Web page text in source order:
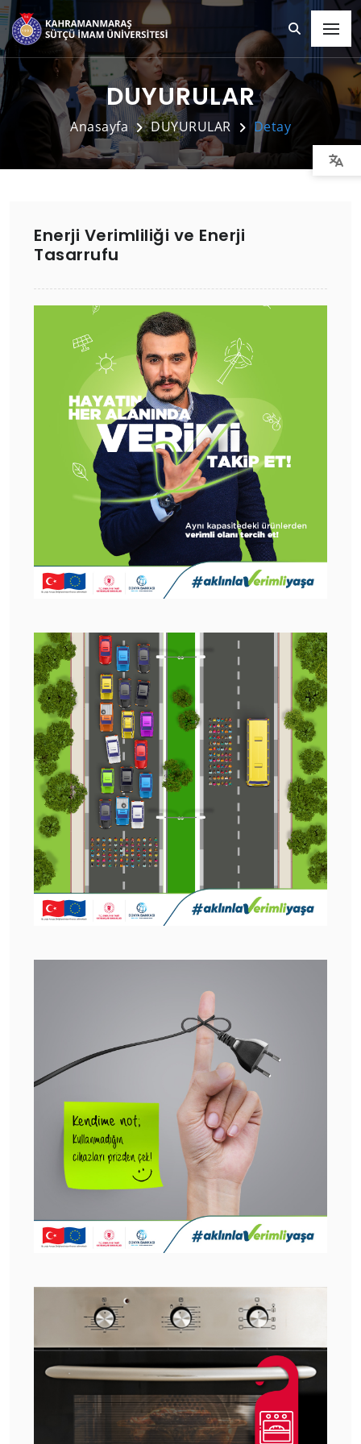
DUYURULAR
Anasayfa DUYURULAR Detay
Enerji Verimliliği ve Enerji
Tasarrufu